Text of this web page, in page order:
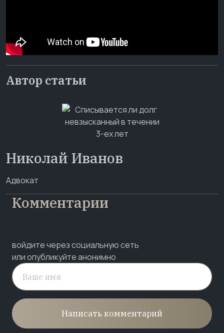
Автор статьи
Николай Иванов
Адвокат
Комментарии
войдите через социальную сеть
или опубликуйте анонимно
Написать комментарий